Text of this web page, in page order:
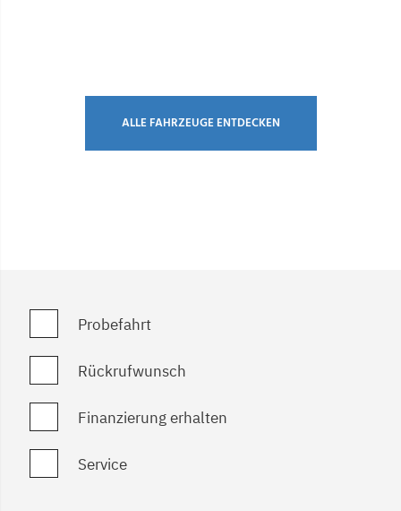
ALLE FAHRZEUGE ENTDECKEN
Probefahrt
Rückrufwunsch
Finanzierung erhalten
Service